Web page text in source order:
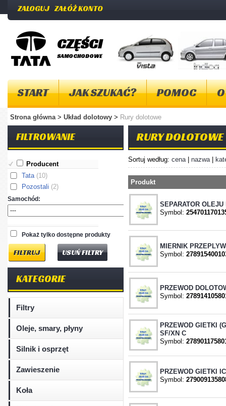
ZALOGUJ ZAŁÓŻ KONTO
CZĘŚCI
SAMOCHODOWE
START JAK SZUKAĆ? POMOC
Strona główna> Układ dolotowy > Rury dolotowe
FILTROWANIE
Producent
Tata(10)
Pozostali (2)
Samochód:
Pokaż tylko dostępne produkty
USUŃ FILTRY
KATEGORIE
Filtry
Oleje, smary, płyny
Silnik i osprzęt
Zawieszenie
Koła
RURY DOLOTOWE
Sortuj według: cena| nazwa|
Produkt
SEPARATOR
Symbol:
MIERNIK
Symbol:
PRZEWOD
Symbol:
PRZEWOD GIETKI
SF/XN C
Symbol:
PRZEWOD GIETKI
Symbol: